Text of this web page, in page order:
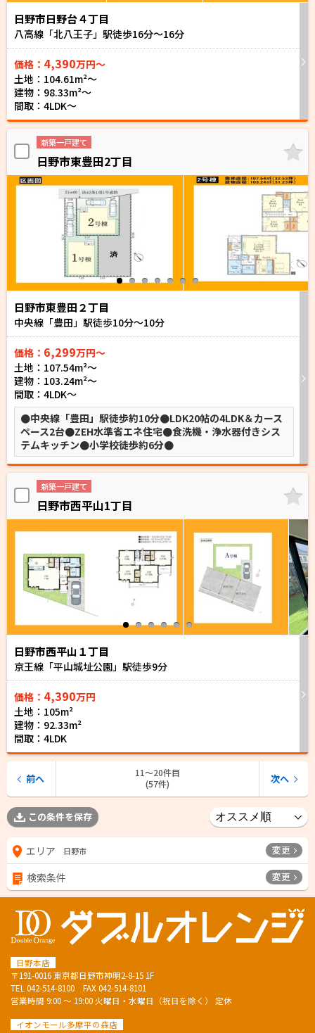
日野市日野台４丁目
八高線「北八王子」駅徒歩16分～16分
価格： 4,390万円～
土地：104.61m²〜
建物：98.33m²〜
間取：4LDK～
新築一戸建て
日野市東豊田2丁目
日野市東豊田２丁目
中央線「豊田」駅徒歩10分～10分
価格： 6,299万円～
土地：107.54m²〜
建物：103.24m²〜
間取：4LDK～
●中央線「豊田」駅徒歩約10分●LDK20帖の4LDK＆カース
ペース2台●ZEH水準省エネ住宅●食洗機・浄水器付きシス
テムキッチン●小学校徒歩約6分●
新築一戸建て
日野市西平山1丁目
日野市西平山１丁目
京王線「平山城址公園」駅徒歩9分
価格： 4,390万円
土地：105m²
建物：92.33m²
間取：4LDK
11〜20件目
(57件)
前へ 次へ
この条件を保存
エリア 日野市 変更
検索条件 変更
日野本店
〒191-0016 東京都日野市神明2-8-15 1F
TEL 042-514-8100 FAX 042-514-8101
営業時間 9:00 ～ 19:00 火曜日・水曜日（祝日を除く） 定休
イオンモール多摩平の森店